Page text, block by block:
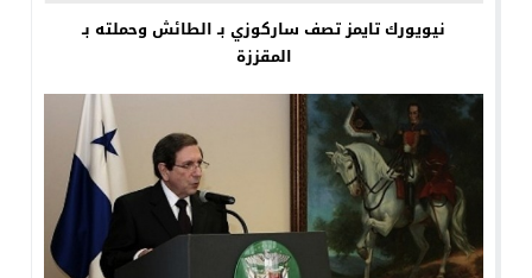
نيويورك تايمز تصف ساركوزي بـ الطائش وحملته بـ
المقززة